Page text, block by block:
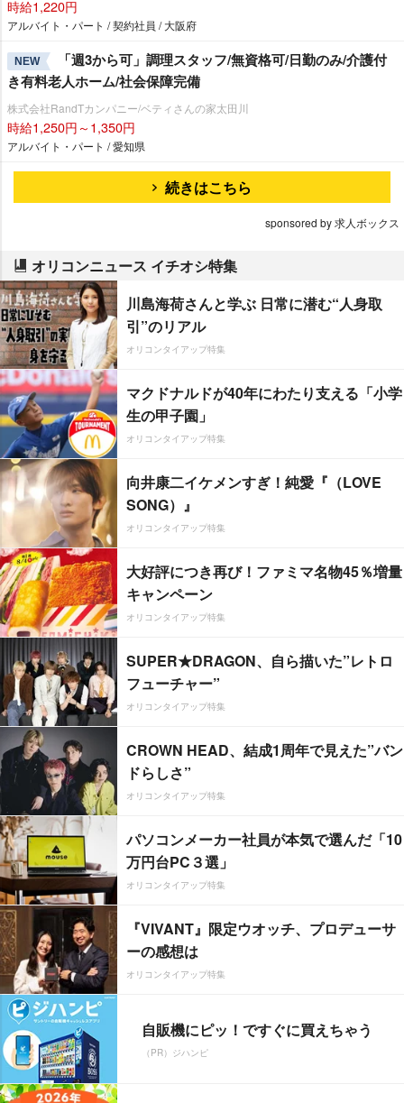
時給1,220円
アルバイト・パート / 契約社員 / 大阪府
NEW
「週3から可」調理スタッフ/無資格可/日勤のみ/介護付
き有料老人ホーム/社会保障完備
株式会社RandTカンパニー/ベティさんの家太田川
時給1,250円～1,350円
アルバイト・パート / 愛知県
続きはこちら
sponsored by 求人ボックス
オリコンニュース イチオシ特集
川島海荷さんと学ぶ 日常に潜む“人身取
引”のリアル
オリコンタイアップ特集
マクドナルドが40年にわたり支える「小学
生の甲子園」
オリコンタイアップ特集
向井康二イケメンすぎ！純愛『（LOVE
SONG）』
オリコンタイアップ特集
大好評につき再び！ファミマ名物45％増量
キャンペーン
オリコンタイアップ特集
SUPER★DRAGON、自ら描いた”レトロ
フューチャー”
オリコンタイアップ特集
CROWN HEAD、結成1周年で見えた”バン
ドらしさ”
オリコンタイアップ特集
パソコンメーカー社員が本気で選んだ「10
万円台PC３選」
オリコンタイアップ特集
『VIVANT』限定ウオッチ、プロデューサ
ーの感想は
オリコンタイアップ特集
自販機にピッ！ですぐに買えちゃう
（PR）ジハンピ